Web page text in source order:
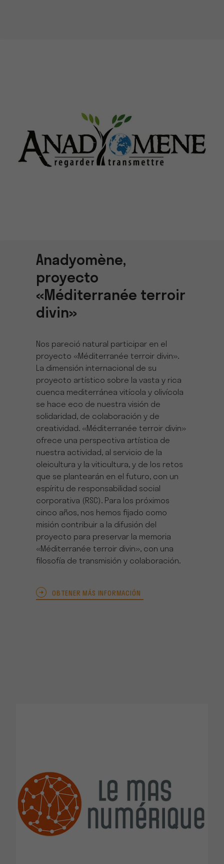
Anadyomène,
proyecto
«Méditerranée terroir
divin»
Nos pareció natural participar en el
proyecto «Méditerranée terroir divin».
La dimensión internacional de su
proyecto artístico sobre la vasta y rica
cuenca mediterránea vitícola y olivícola
se hace eco de nuestra visión de
solidaridad, de colaboración y de
creatividad. «Méditerranée terroir divin»
ofrece una perspectiva artística de
nuestra actividad, al servicio de la
oleicultura y la viticultura, y de los retos
que se plantearán en el futuro, con un
espíritu de responsabilidad social
corporativa (RSC). Para los próximos
cinco años, nos hemos fijado como
misión contribuir a la difusión del
proyecto para preservar la memoria
«Méditerranée terroir divin», con una
filosofía de transmisión y colaboración.
OBTENER MÁS INFORMACIÓN